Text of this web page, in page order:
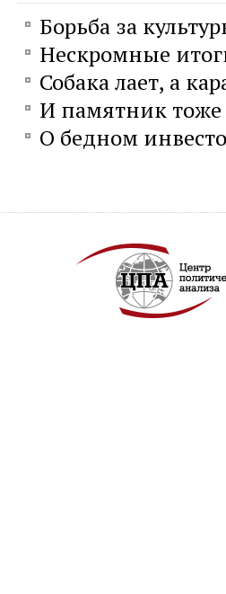
Борьба за
Нескромные
Собака лает, а
И памятник тоже
О бедном